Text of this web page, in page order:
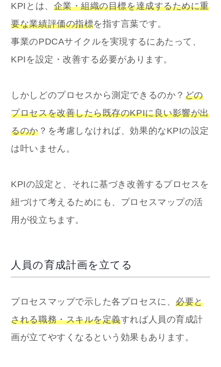
KPIとは、 企業・組織の目標を達成するために重
要な業績評価の指標を指す言葉です。
事業のPDCAサイクルを実現するにあたって、
KPIを設定・改善する必要があります。
しかしどのプロセスから測定できるのか？ どの
プロセスを改善したら既存のKPIに良い影響が出
るのか ？を考慮しなければ、効果的なKPIの設定
は叶いません。
KPIの設定と、それに基づき改善するプロセスを
紐づけて考えるためにも、プロセスマップの活
用が役立ちます。
人員の育成計画を立てる
プロセスマップで示した各プロセスに、必要と
される職務・スキルを定義すれば人員の育成計
画が立てやすくなるという効果もあります。